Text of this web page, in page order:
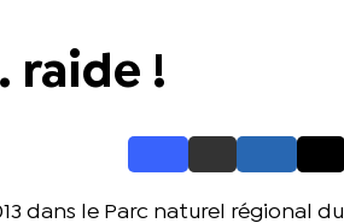
raide !
dans le Parc naturel régional du